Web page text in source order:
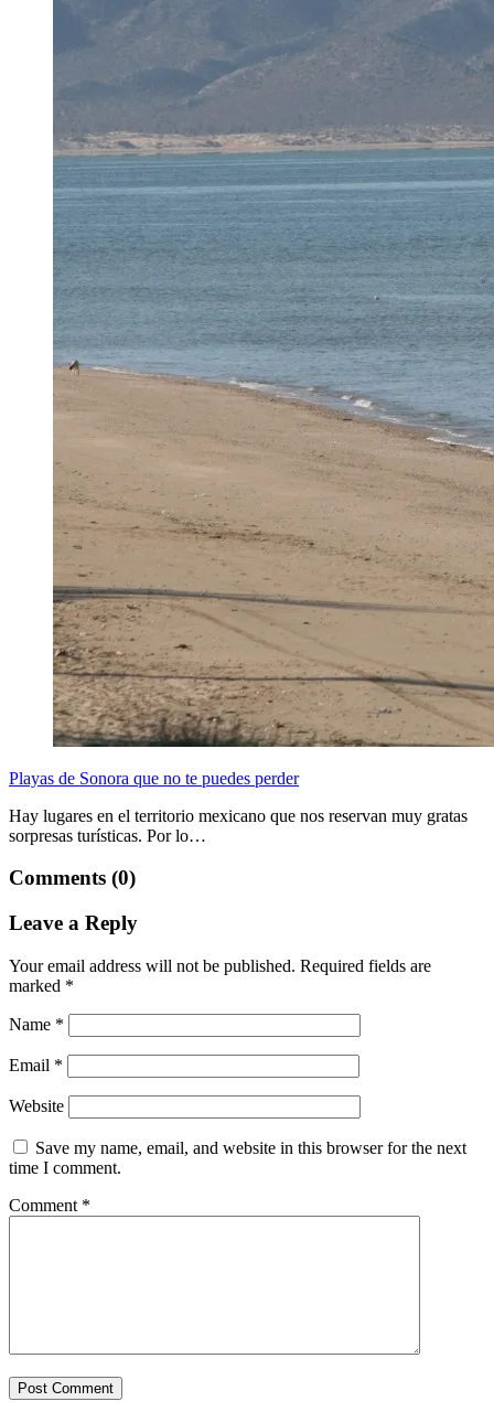
Playas de Sonora que no te puedes perder
Hay lugares en el territorio mexicano que nos reservan muy gratas
sorpresas turísticas. Por lo…
Comments (0)
Leave a Reply
Your email address will not be published. Required fields are
marked *
Name *
Email *
Website
Save my name, email, and website in this browser for the next
time I comment.
Comment *